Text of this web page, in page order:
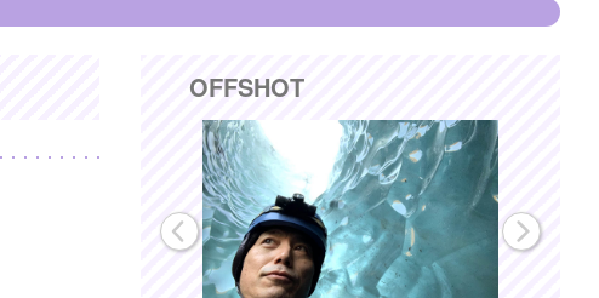
OFFSHOT